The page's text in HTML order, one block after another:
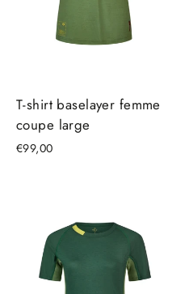
T-shirt baselayer femme
coupe large
€99,00